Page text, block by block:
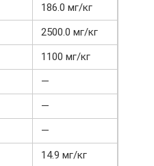
186.0 мг/кг
2500.0 мг/кг
1100 мг/кг
—
—
—
14.9 мг/кг